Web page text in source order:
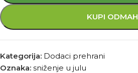
KUPI ODMAH
Kategorija: Dodaci prehrani
Oznaka: sniženje u julu